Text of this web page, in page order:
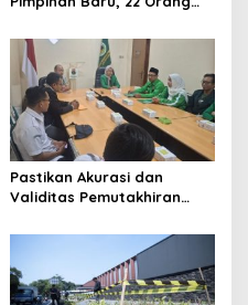
Pastikan Akurasi dan
Validitas Pemutakhiran
Cimahi Lakukan